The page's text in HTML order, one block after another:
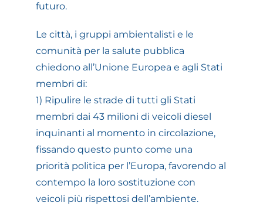
futuro.
Le città, i gruppi ambientalisti e le
comunità per la salute pubblica
chiedono all’Unione Europea e agli Stati
membri di:
1) Ripulire le strade di tutti gli Stati
membri dai 43 milioni di veicoli diesel
inquinanti al momento in circolazione,
fissando questo punto come una
priorità politica per l’Europa, favorendo al
contempo la loro sostituzione con
veicoli più rispettosi dell’ambiente.